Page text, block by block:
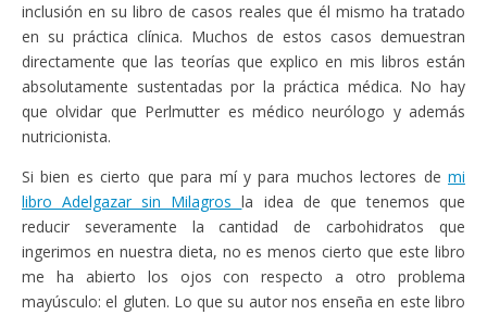
inclusión en su libro de casos reales que él mismo ha tratado
en su práctica clínica. Muchos de estos casos demuestran
directamente que las teorías que explico en mis libros están
absolutamente sustentadas por la práctica médica. No hay
que olvidar que Perlmutter es médico neurólogo y además
nutricionista.
Si bien es cierto que para mí y para muchos lectores de mi
libro Adelgazar sin Milagrosla idea de que tenemos que
reducir severamente la cantidad de carbohidratos que
ingerimos en nuestra dieta, no es menos cierto que este libro
me ha abierto los ojos con respecto a otro problema
mayúsculo: el gluten. Lo que su autor nos enseña en este libro